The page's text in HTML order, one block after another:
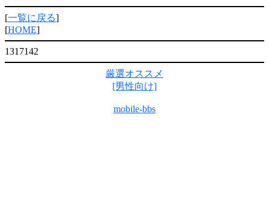
[一覧に戻る]
[HOME]
1317142
厳選オススメ
[男性向け]
mobile-bbs